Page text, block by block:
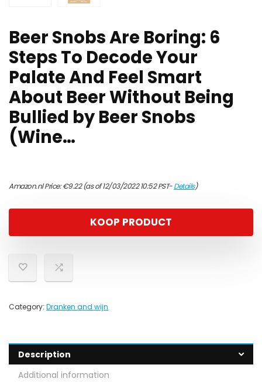
Beer Snobs Are Boring: 6
Steps To Decode Your
Palate And Feel Smart
About Beer Without Being
Bullied by Beer Snobs
(Wine…
Amazon.nl Price:€9.22(as of 12/03/2022 10:52 PST-Details)
KOOP PRODUCT
Category: Dranken and wijn
Description
Additional information